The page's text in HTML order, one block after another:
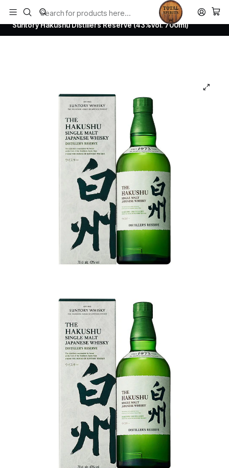
Todos los productos estan en stock. Despachamos a todo Chile.
Home Whisky
Japanese Whisky
Suntory Hakushu Distillers Reserve (43%vol. 700ml)